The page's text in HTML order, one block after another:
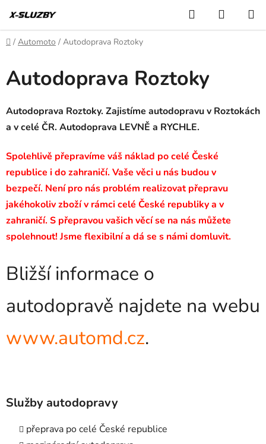
na
obsah
Hledat
KOŠÍK
Domů
/ Automoto / Autodoprava Roztoky
Autodoprava Roztoky
Autodoprava Roztoky. Zajistíme autodopravu v Roztokách
a v celé ČR. Autodoprava LEVNĚ a RYCHLE.
Spolehlivě přepravíme váš náklad po celé České
republice i do zahraničí. Vaše věci u nás budou v
bezpečí. Není pro nás problém realizovat přepravu
jakéhokoliv zboží v rámci celé České republiky a v
zahraničí. S přepravou vašich věcí se na nás můžete
spolehnout! Jsme flexibilní a dá se s námi domluvit.
Bližší informace o
autodopravě najdete na webu
www.automd.cz.
Služby autodopravy
přeprava po celé České republice